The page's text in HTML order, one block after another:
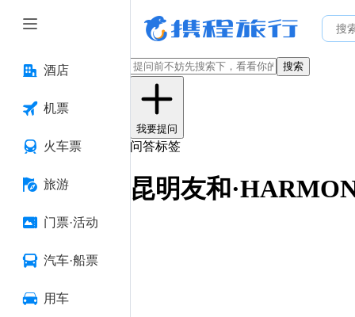
酒店
机票
火车票
旅游
门票·活动
汽车·船票
用车
搜索
我要提问
问答标签
昆明友和